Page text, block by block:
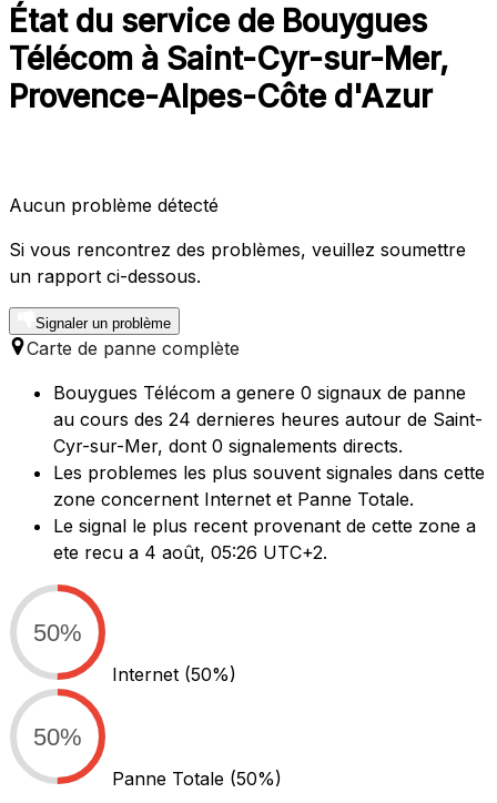
État du service de Bouygues
Télécom à Saint-Cyr-sur-Mer,
Provence-Alpes-Côte d'Azur
Aucun problème détecté
Si vous rencontrez des problèmes, veuillez soumettre
un rapport ci-dessous.
Signaler un problème
Carte de panne complète
Bouygues Télécom a genere 0 signaux de panne
au cours des 24 dernieres heures autour de Saint-
Cyr-sur-Mer, dont 0 signalements directs.
Les problemes les plus souvent signales dans cette
zone concernent Internet et Panne Totale.
Le signal le plus recent provenant de cette zone a
ete recu a 4 août, 05:26 UTC+2.
50%
Internet (50%)
50%
Panne Totale (50%)